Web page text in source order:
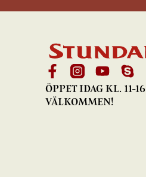
ÖPPET IDAG KL. 11-16
VÄLKOMMEN!